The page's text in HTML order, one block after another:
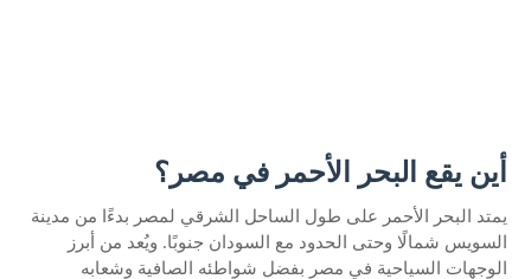
أين يقع البحر الأحمر في مصر؟
يمتد البحر الأحمر على طول الساحل الشرقي لمصر بدءًا من مدينة
السويس شمالًا وحتى الحدود مع السودان جنوبًا. ويُعد من أبرز
الوجهات السياحية في مصر بفضل شواطئه الصافية وشعابه